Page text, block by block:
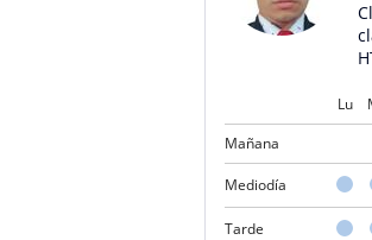
Lu
Mañana
Mediodía
Tarde